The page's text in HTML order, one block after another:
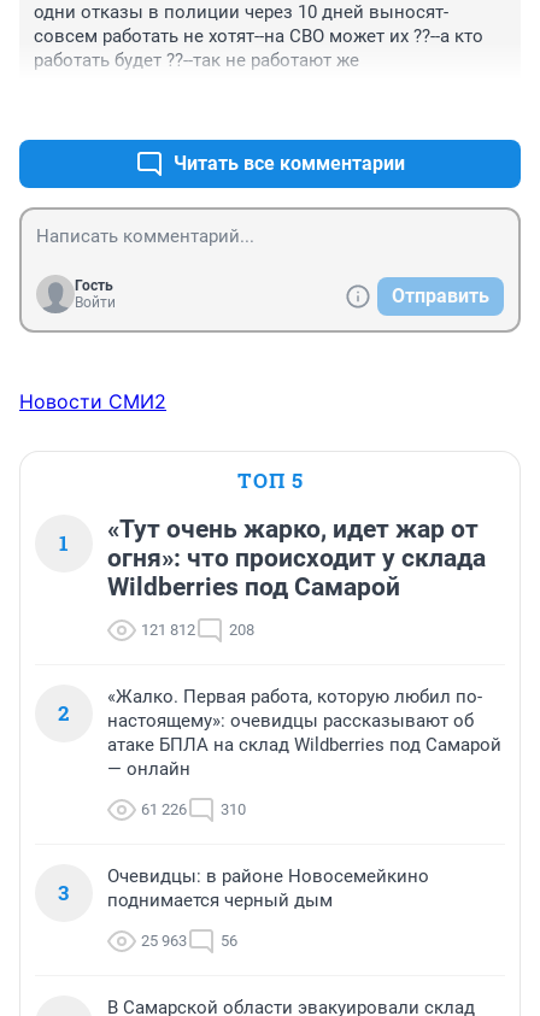
одни отказы в полиции через 10 дней выносят-
совсем работать не хотят--на СВО может их ??--а кто
работать будет ??--так не работают же
Читать все комментарии
Гость
Войти
Отправить
Новости СМИ2
ТОП 5
1
«Тут очень жарко, идет жар от
огня»: что происходит у склада
Wildberries под Самарой
121 812 208
2
«Жалко. Первая работа, которую любил по-
настоящему»: очевидцы рассказывают об
атаке БПЛА на склад Wildberries под Самарой
— онлайн
61 226 310
3
Очевидцы: в районе Новосемейкино
поднимается черный дым
25 963 56
В Самарской области эвакуировали склад